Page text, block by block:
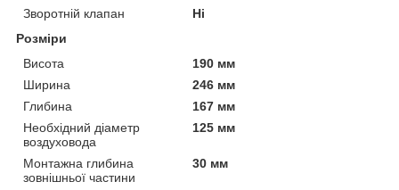
Зворотній клапан
Ні
Розміри
Висота
190 мм
Ширина
246 мм
Глибина
167 мм
Необхідний діаметр
воздуховода
125 мм
Монтажна глибина
зовнішньої частини
30 мм